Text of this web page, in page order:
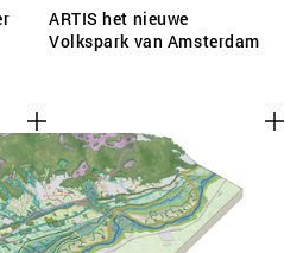
ARTIS het nieuwe
Volkspark van Amsterdam